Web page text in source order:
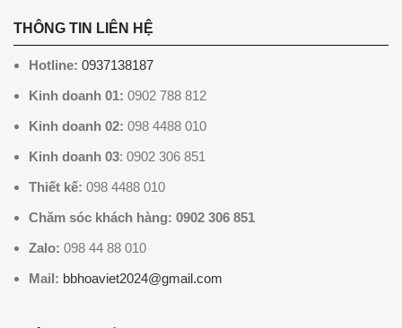
THÔNG TIN LIÊN HỆ
Hotline: 0937138187
Kinh doanh 01: 0902 788 812
Kinh doanh 02: 098 4488 010
Kinh doanh 03: 0902 306 851
Thiết kế: 098 4488 010
Chăm sóc khách hàng: 0902 306 851
Zalo: 098 44 88 010
Mail: bbhoaviet2024@gmail.com